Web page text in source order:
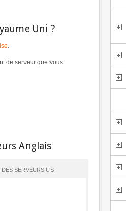
Uni ?
de serveur que vous
Anglais
SERVEURS US